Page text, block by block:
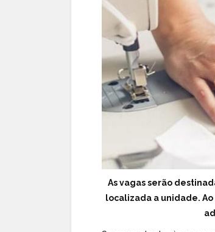
As vagas serão
localizada a unidade.